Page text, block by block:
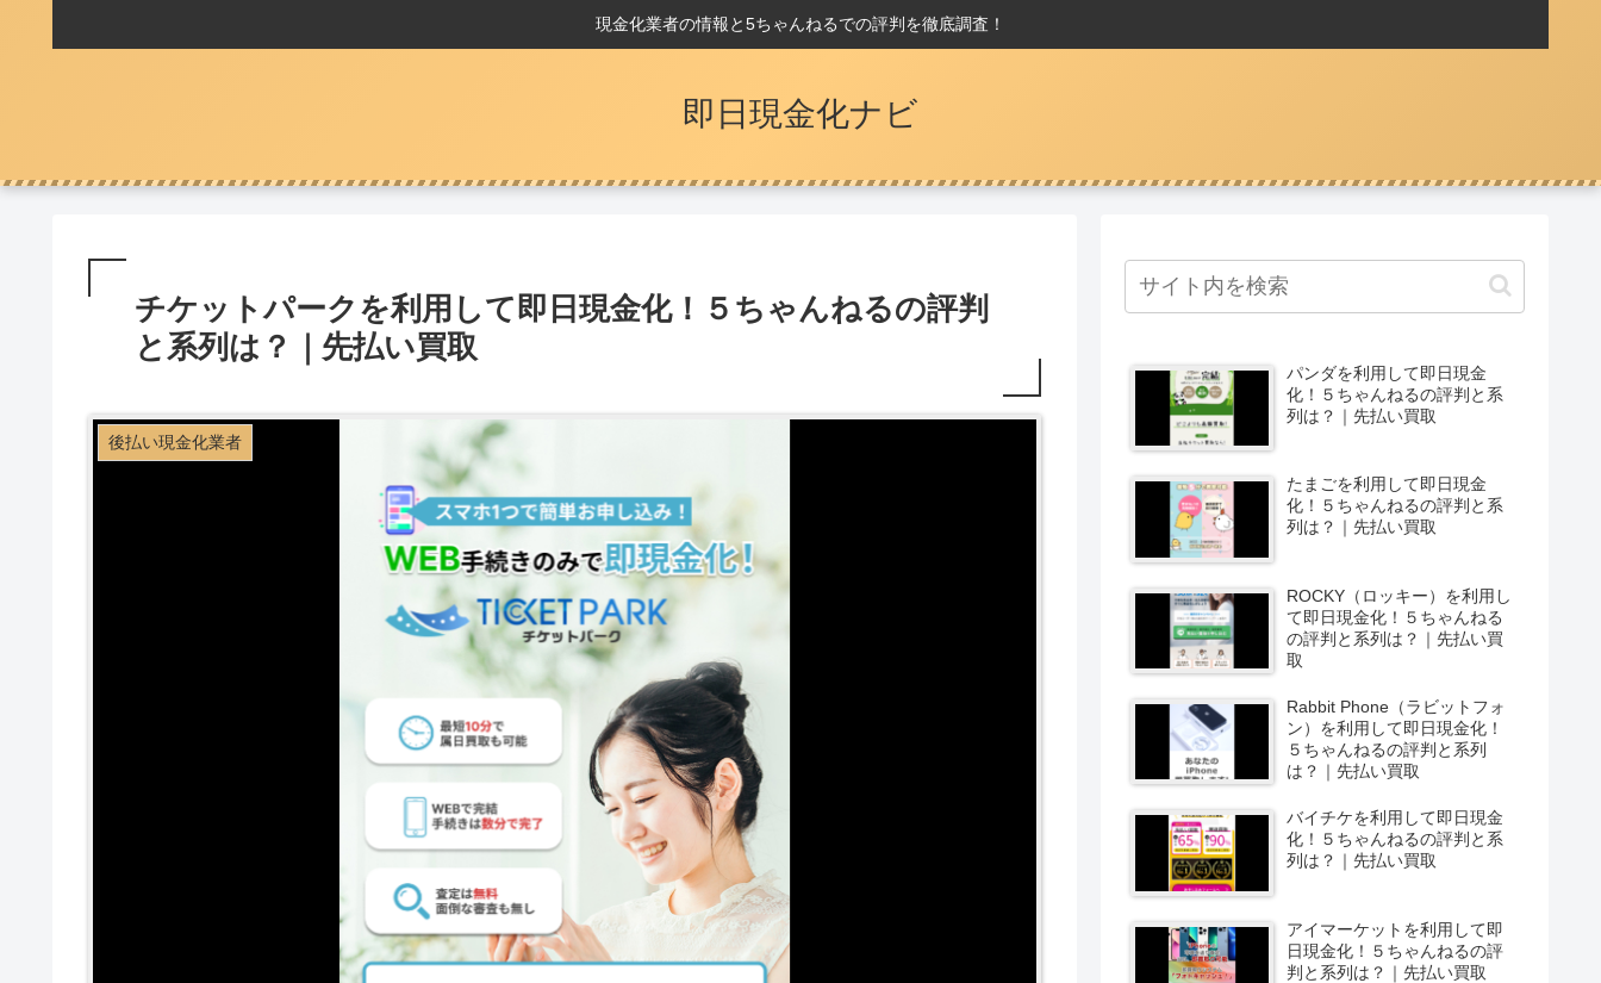
現金化業者の情報と5ちゃんねるでの評判を徹底調査！
即日現金化ナビ
チケットパークを利用して即日現金化！５ちゃんねるの評判
と系列は？｜先払い買取
後払い現金化業者
パンダを利用して即日現金
化！５ちゃんねるの評判と系
列は？｜先払い買取
たまごを利用して即日現金
化！５ちゃんねるの評判と系
列は？｜先払い買取
ROCKY（ロッキー）を利用し
て即日現金化！５ちゃんねる
の評判と系列は？｜先払い買
取
Rabbit Phone（ラビットフォ
ン）を利用して即日現金化！
５ちゃんねるの評判と系列
は？｜先払い買取
バイチケを利用して即日現金
化！５ちゃんねるの評判と系
列は？｜先払い買取
アイマーケットを利用して即
日現金化！５ちゃんねるの評
判と系列は？｜先払い買取